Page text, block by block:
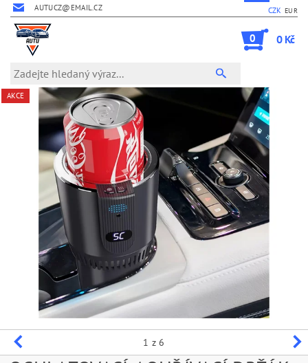
AUTUCZ@EMAIL.CZ CZK EUR
0 0 Kč
AKCE
1 z 6